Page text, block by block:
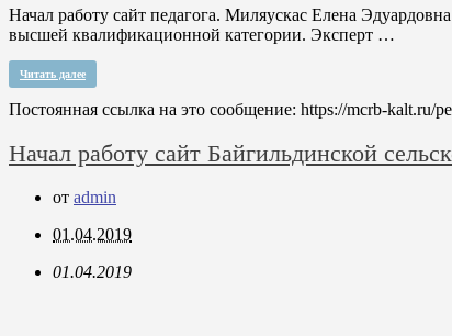
Начал работу сайт педагога. Миляускас Елена
высшей квалификационной категории. Эксперт …
Читать далее
Постоянная ссылка на это сообщение: https://mcrb-kalt.ru/
Начал работу сайт Байгильдинской
от admin
01.04.2019
01.04.2019